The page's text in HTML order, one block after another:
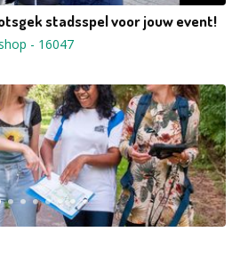
stadsspel voor jouw event!
- 16047